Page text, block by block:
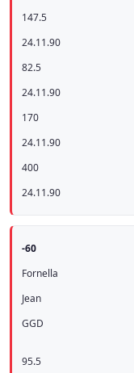
147.5
24.11.90
82.5
24.11.90
170
24.11.90
400
24.11.90
-60
Fornella
Jean
GGD
95.5